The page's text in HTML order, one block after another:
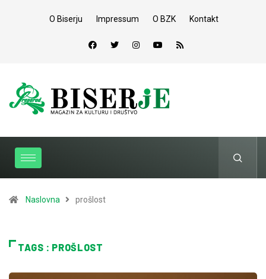
O Biserju Impressum O BZK Kontakt
Naslovna prošlost
TAGS : PROŠLOST